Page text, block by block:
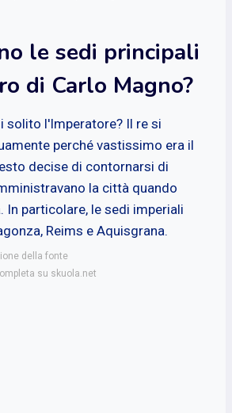
le sedi principali
di Carlo Magno?
solito l'Imperatore? Il re si
perché vastissimo era il
decise di contornarsi di
la città quando
In particolare, le sedi imperiali
Reims e Aquisgrana.
della fonte
su skuola.net